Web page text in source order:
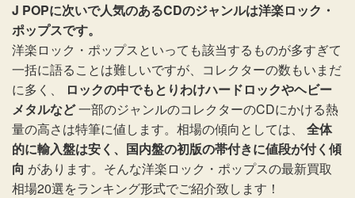
J POPに次いで人気のあるCDのジャンルは洋楽ロック・
ポップスです。
洋楽ロック・ポップスといっても該当するものが多すぎて
一括に語ることは難しいですが、コレクターの数もいまだ
に多く、
ロックの中でもとりわけハードロックやヘビー
メタルなど一部のジャンルのコレクターのCDにかける熱
量の高さは特筆に値します。相場の傾向としては、
全体
的に輸入盤は安く、国内盤の初版の帯付きに値段が付く傾
向 があります。そんな洋楽ロック・ポップスの最新買取
相場20選をランキング形式でご紹介致します！